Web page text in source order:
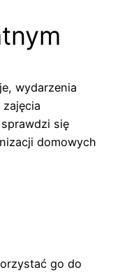
wydarzenia
się
domowych
go do